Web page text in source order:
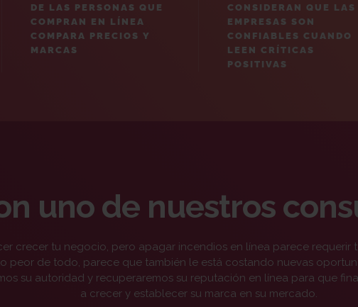
DE LAS PERSONAS QUE
COMPRAN EN LÍNEA
COMPARA PRECIOS Y
MARCAS
CONSIDERAN QUE LAS
EMPRESAS SON
CONFIABLES CUANDO
LEEN CRÍTICAS
POSITIVAS
uno de nuestros
crecer tu negocio, pero apagar incendios en línea parece requerir
peor de todo, parece que también le está costando nuevas
su autoridad y recuperaremos su reputación en línea para que
a crecer y establecer su marca en su mercado.